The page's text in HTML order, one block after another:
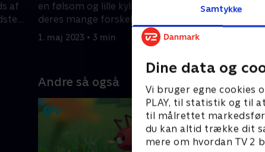
Samtykke
Dine data og
Vi bruger egne cookies
PLAY, til statistik og til
til målrettet
du kan altid trække dit
mere om hvordan TV 2
af
en følsom og lille kylling. På trods af
deres mange forskelle er de bedste
venner.
1. maj 2023 • 3 min
en
Andre så også